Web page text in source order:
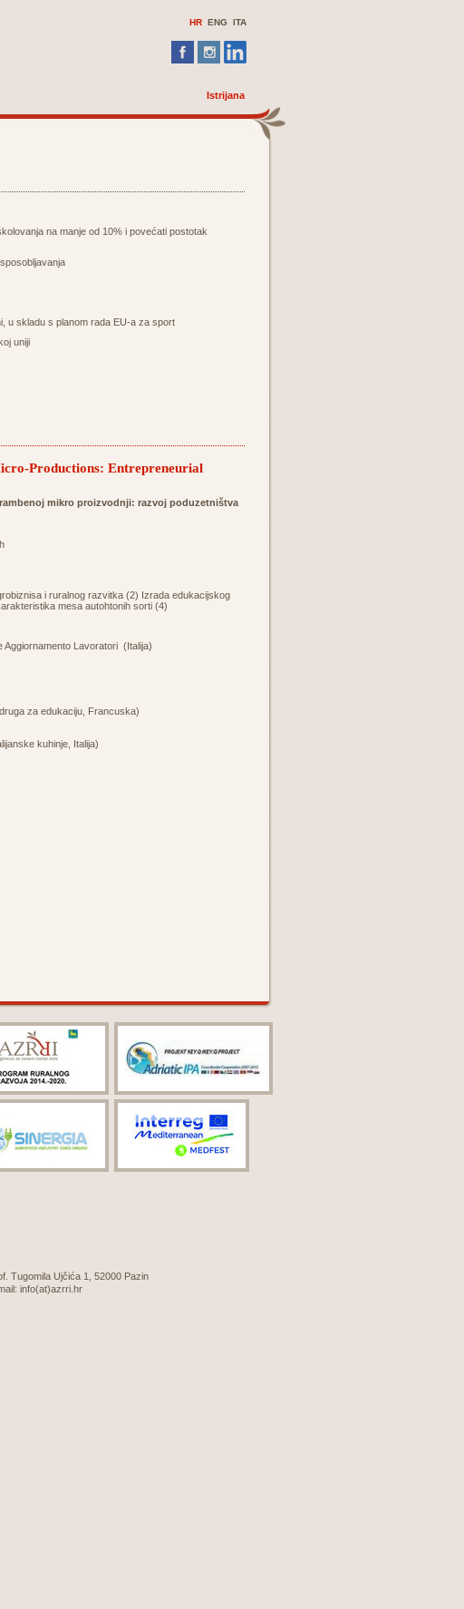
HR ENG ITA
Istrijana
na manje od 10% i povećati postotak
skladu s planom rada EU-a za sport
uniji
Productions: Entrepreneurial
mikro proizvodnji: razvoj poduzetništva
i ruralnog razvitka (2) Izrada edukacijskog
mesa autohtonih sorti (4)
Aggiornamento Lavoratori (Italija)
za edukaciju, Francuska)
kuhinje, Italija)
Tugomila Ujčića 1, 52000 Pazin
info(at)azrri.hr